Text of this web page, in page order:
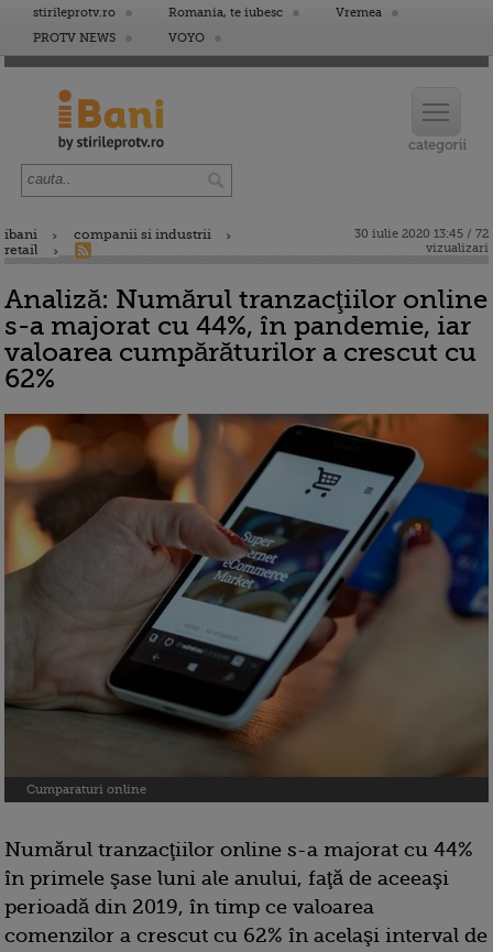
stirileprotv.ro Romania, te iubesc
Vremea
PROTV NEWS
VOYO
ibani
companii si industrii
retail
30 iulie 2020 13:45 / 72
vizualizari
Analiză: Numărul tranzacţiilor online
s-a majorat cu 44%, în pandemie, iar
valoarea cumpărăturilor a crescut cu
62%
Cumparaturi online
Numărul tranzacţiilor online s-a majorat cu 44%
în primele şase luni ale anului, faţă de aceeaşi
perioadă din 2019, în timp ce valoarea
comenzilor a crescut cu 62% în acelaşi interval de